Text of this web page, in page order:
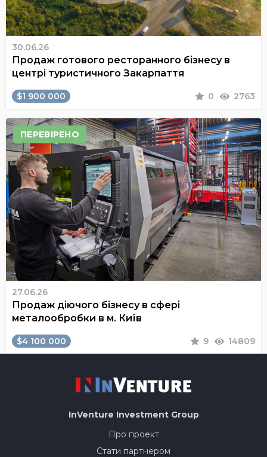
30.06.26
Продаж готового ресторанного бізнесу в
центрі туристичного Закарпаття
$1 900 000 0 2763
ПЕРЕВІРЕНО
27.06.26
Продаж діючого бізнесу в сфері
металообробки в м. Київ
$4 100 000 9 14809
InVenture Investment Group
Про проект
Стати партнером